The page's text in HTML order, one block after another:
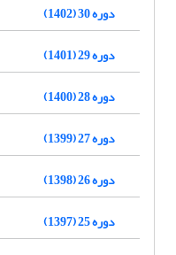
دوره 30 (1402)
دوره 29 (1401)
دوره 28 (1400)
دوره 27 (1399)
دوره 26 (1398)
دوره 25 (1397)